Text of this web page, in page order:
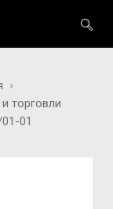
торговли
01